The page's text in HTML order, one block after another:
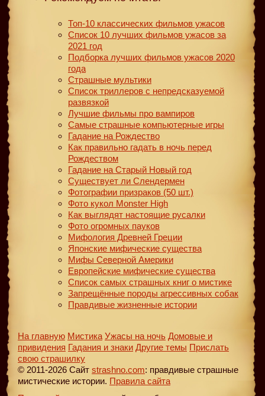
Топ-10 классических фильмов ужасов
Список 10 лучших фильмов ужасов за
2021 год
Подборка лучших фильмов ужасов 2020
года
Страшные мультики
Список триллеров с непредсказуемой
развязкой
Лучшие фильмы про вампиров
Самые страшные компьютерные игры
Гадание на Рождество
Как правильно гадать в ночь перед
Рождеством
Гадание на Старый Новый год
Существует ли Слендермен
Фотографии призраков (50 шт.)
Фото кукол Monster High
Как выглядят настоящие русалки
Фото огромных пауков
Мифология Древней Греции
Японские мифические существа
Мифы Северной Америки
Европейские мифические существа
Список самых страшных книг о мистике
Запрещённые породы агрессивных собак
Правдивые жизненные истории
На главную Мистика Ужасы на ночь Домовые и
привидения Гадания и знаки Другие темы Прислать
свою страшилку
© 2011-2026 Сайт strashno.com: правдивые страшные
мистические истории. Правила сайта